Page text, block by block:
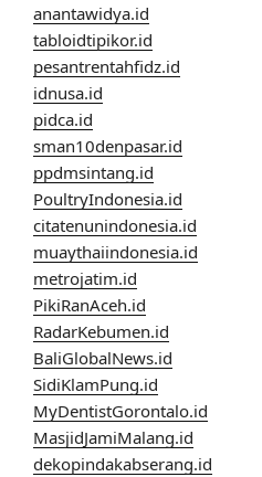
anantawidya.id
tabloidtipikor.id
pesantrentahfidz.id
idnusa.id
pidca.id
sman10denpasar.id
ppdmsintang.id
PoultryIndonesia.id
citatenunindonesia.id
muaythaiindonesia.id
metrojatim.id
PikiRanAceh.id
RadarKebumen.id
BaliGlobalNews.id
SidiKlamPung.id
MyDentistGorontalo.id
MasjidJamiMalang.id
dekopindakabserang.id